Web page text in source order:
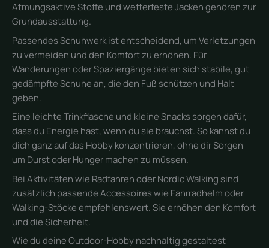
Atmungsaktive Stoffe und wetterfeste Jacken gehören zur
Grundausstattung.
Passendes Schuhwerk ist entscheidend, um Verletzungen
zu vermeiden und den Komfort zu erhöhen. Für
Wanderungen oder Spaziergänge bieten sich stabile, gut
gedämpfte Schuhe an, die den Fuß schützen und Halt
geben.
Eine leichte Trinkflasche und kleine Snacks sorgen dafür,
dass du Energie hast, wenn du sie brauchst. So kannst du
dich ganz auf das Hobby konzentrieren, ohne dir Sorgen
um Durst oder Hunger machen zu müssen.
Bei Aktivitäten wie Radfahren oder Nordic Walking sind
zusätzlich passende Accessoires wie Fahrradhelm oder
Walking-Stöcke empfehlenswert. Sie erhöhen den Komfort
und die Sicherheit.
Wie du deine Outdoor-Hobby nachhaltig gestaltest